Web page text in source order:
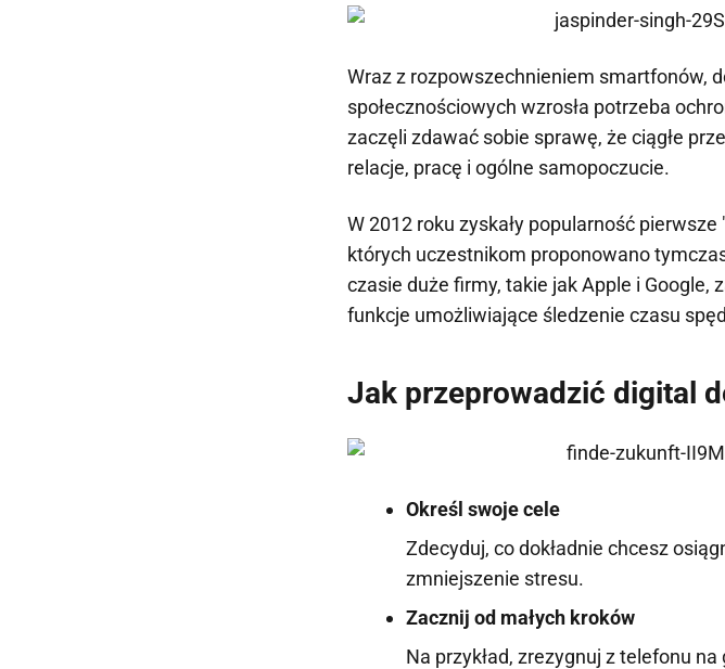
Wraz z rozpowszechnieniem smartfonów,
społecznościowych wzrosła potrzeba
zaczęli zdawać sobie sprawę, że ciągłe
relacje, pracę i ogólne samopoczucie.
W 2012 roku zyskały popularność pierwsze
których uczestnikom proponowano
czasie duże firmy, takie jak Apple i Google,
funkcje umożliwiające śledzenie czasu
Jak przeprowadzić digital
Określ swoje cele
Zdecyduj, co dokładnie chcesz
zmniejszenie stresu.
Zacznij od małych kroków
Na przykład, zrezygnuj z telefonu